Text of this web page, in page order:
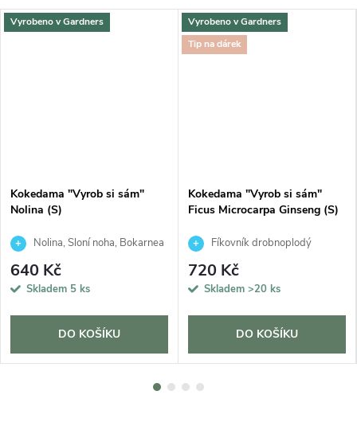
Vyrobeno v Gardners
Kokedama "Vyrob si sám"
Nolina (S)
Nolina, Sloní noha, Bokarnea
640 Kč
Skladem 5 ks
DO KOŠÍKU
Vyrobeno v Gardners
Tip na dárek
Kokedama "Vyrob si sám"
Ficus Microcarpa Ginseng (S)
Fíkovník drobnoplodý
720 Kč
Skladem >20 ks
DO KOŠÍKU